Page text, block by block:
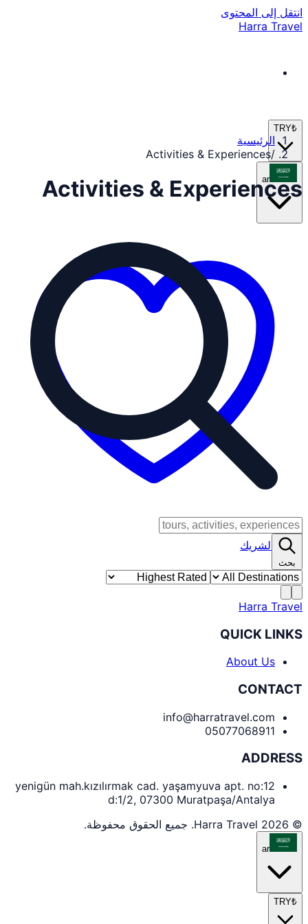
انتقل إلى المحتوى
Harra Travel
₺
TRY
ar
دخول الشريك
الرئيسية
/
Activities & Experiences
Activities & Experiences
بحث
Harra Travel
QUICK LINKS
About Us
CONTACT
info@harratravel.com
05077068911
ADDRESS
yenigün mah.kızılırmak cad. yaşamyuva apt. no:12
d:1/2, 07300 Muratpaşa/Antalya
© 2026 Harra Travel. جميع الحقوق محفوظة.
ar
₺
TRY